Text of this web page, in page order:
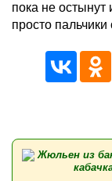
пока не остынут
просто